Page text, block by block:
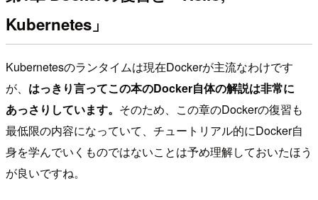
Kubernetes」
Kubernetesのランタイムは現在Dockerが主流なわけです
が、 はっきり言ってこの本のDocker自体の解説は非常に
あっさりしています。 そのため、この章のDockerの復習も
最低限の内容になっていて、チュートリアル的にDocker自
身を学んでいくものではないことは予め理解しておいたほう
が良いですね。